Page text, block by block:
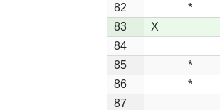
82
*
83
X
84
85
*
86
*
87